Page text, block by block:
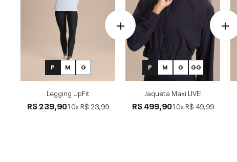
P M G
Legging UpFit
R$ 239,9010xR$ 23,99
P M G GG
Jaqueta Maxi LIVE!
R$ 499,9010xR$ 49,99